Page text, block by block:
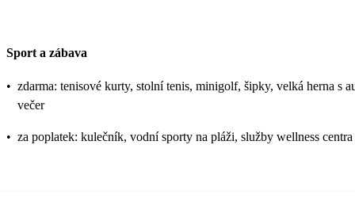
Sport a zábava
• zdarma: tenisové kurty, stolní tenis, minigolf, šipky, velká herna s
večer
• za poplatek: kulečník, vodní sporty na pláži, služby wellness centra